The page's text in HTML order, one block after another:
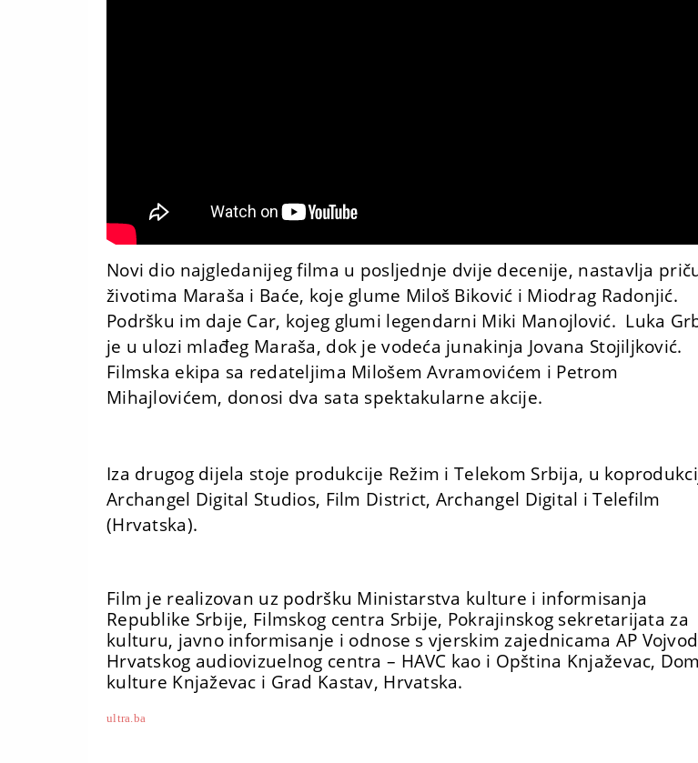
Novi dio najgledanijeg filma u posljednje dvije decenije, nastavlja
životima Maraša i Baće, koje glume Miloš Biković i Miodrag Radonjić.
Podršku im daje Car, kojeg glumi legendarni Miki Manojlović. Luka
je u ulozi mlađeg Maraša, dok je vodeća junakinja Jovana Stojiljković.
Filmska ekipa sa redateljima Milošem Avramovićem i Petrom
Mihajlovićem, donosi dva sata spektakularne akcije.
Iza drugog dijela stoje produkcije Režim i Telekom Srbija, u
Archangel Digital Studios, Film District, Archangel Digital i Telefilm
(Hrvatska).
Film je realizovan uz podršku Ministarstva kulture i informisanja
Republike Srbije, Filmskog centra Srbije, Pokrajinskog sekretarijata za
kulturu, javno informisanje i odnose s vjerskim zajednicama AP
Hrvatskog audiovizuelnog centra – HAVC kao i Opština Knjaževac, Dom
kulture Knjaževac i Grad Kastav, Hrvatska.
ultra.ba